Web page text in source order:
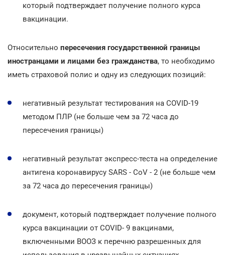
который подтверждает получение полного курса
вакцинации.
Относительно пересечения государственной границы
иностранцами и лицами без гражданства, то необходимо
иметь страховой полис и одну из следующих позиций:
негативный результат тестирования на COVID-19
методом ПЛР (не больше чем за 72 часа до
пересечения границы)
негативный результат экспресс-теста на определение
антигена коронавирусу SARS - CoV - 2 (не больше чем
за 72 часа до пересечения границы)
документ, который подтверждает получение полного
курса вакцинации от COVID- 9 вакцинами,
включенными ВООЗ к перечню разрешенных для